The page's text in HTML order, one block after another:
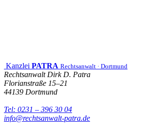
Kanzlei PATRA Rechtsanwalt · Dortmund
Rechtsanwalt Dirk D. Patra
Florianstraße 15–21
44139 Dortmund
Tel: 0231 – 396 30 04
info@rechtsanwalt-patra.de